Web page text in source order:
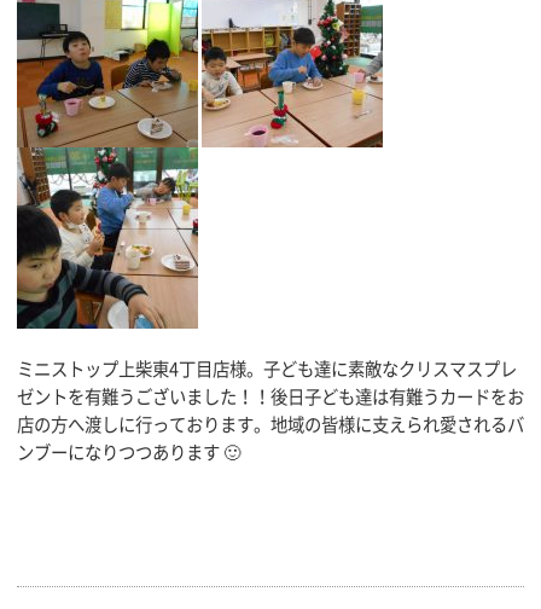
ミニストップ上柴東4丁目店様。子ども達に素敵なクリスマスプレ
ゼントを有難うございました！！後日子ども達は有難うカードをお
店の方へ渡しに行っております。地域の皆様に支えられ愛されるバ
ンブーになりつつあります 🙂